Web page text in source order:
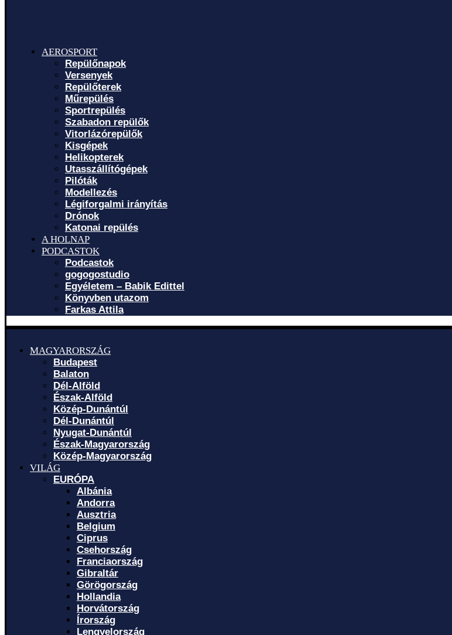
AEROSPORT
Repülőnapok
Versenyek
Repülőterek
Műrepülés
Sportrepülés
Szabadon repülők
Vitorlázórepülők
Kisgépek
Helikopterek
Utasszállítógépek
Pilóták
Modellezés
Légiforgalmi irányítás
Drónok
Katonai repülés
A HOLNAP
PODCASTOK
Podcastok
gogogostudio
Egyéletem – Babik Edittel
Könyvben utazom
Farkas Attila
MAGYARORSZÁG
Budapest
Balaton
Dél-Alföld
Észak-Alföld
Közép-Dunántúl
Dél-Dunántúl
Nyugat-Dunántúl
Észak-Magyarország
Közép-Magyarország
VILÁG
EURÓPA
Albánia
Andorra
Ausztria
Belgium
Ciprus
Csehország
Franciaország
Gibraltár
Görögország
Hollandia
Horvátország
Írország
Lengyelország